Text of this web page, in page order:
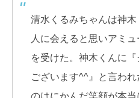
清水くるみちゃんは神
人に会えると思いアミ
を受けた。神木くんに
ございます^^』と言わ
のはにかんだ笑顔が本